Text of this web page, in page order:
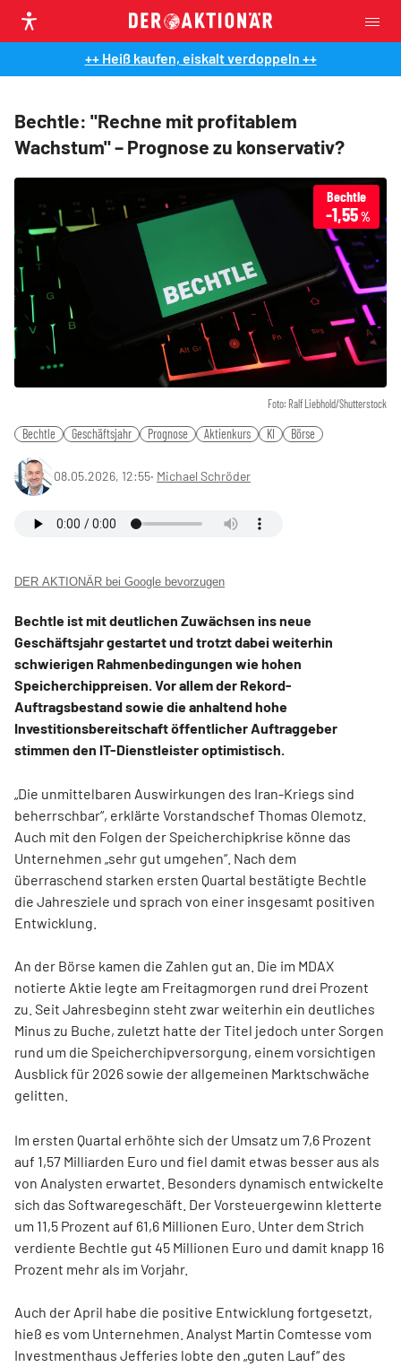
++ Heiß kaufen, eiskalt verdoppeln ++
Bechtle: "Rechne mit profitablem
Wachstum" – Prognose zu konservativ?
Foto: Ralf Liebhold/Shutterstock
Bechtle
-1,55%
Bechtle Geschäftsjahr Prognose Aktienkurs KI Börse
08.05.2026, 12:55‧ Michael Schröder
DER AKTIONÄR bei Google bevorzugen
Bechtle ist mit deutlichen Zuwächsen ins neue
Geschäftsjahr gestartet und trotzt dabei weiterhin
schwierigen Rahmenbedingungen wie hohen
Speicherchippreisen. Vor allem der Rekord-
Auftragsbestand sowie die anhaltend hohe
Investitionsbereitschaft öffentlicher Auftraggeber
stimmen den IT-Dienstleister optimistisch.
„Die unmittelbaren Auswirkungen des Iran-Kriegs sind
beherrschbar“, erklärte Vorstandschef Thomas Olemotz.
Auch mit den Folgen der Speicherchipkrise könne das
Unternehmen „sehr gut umgehen“. Nach dem
überraschend starken ersten Quartal bestätigte Bechtle
die Jahresziele und sprach von einer insgesamt positiven
Entwicklung.
An der Börse kamen die Zahlen gut an. Die im MDAX
notierte Aktie legte am Freitagmorgen rund drei Prozent
zu. Seit Jahresbeginn steht zwar weiterhin ein deutliches
Minus zu Buche, zuletzt hatte der Titel jedoch unter Sorgen
rund um die Speicherchipversorgung, einem vorsichtigen
Ausblick für 2026 sowie der allgemeinen Marktschwäche
gelitten.
Im ersten Quartal erhöhte sich der Umsatz um 7,6 Prozent
auf 1,57 Milliarden Euro und fiel damit etwas besser aus als
von Analysten erwartet. Besonders dynamisch entwickelte
sich das Softwaregeschäft. Der Vorsteuergewinn kletterte
um 11,5 Prozent auf 61,6 Millionen Euro. Unter dem Strich
verdiente Bechtle gut 45 Millionen Euro und damit knapp 16
Prozent mehr als im Vorjahr.
Auch der April habe die positive Entwicklung fortgesetzt,
hieß es vom Unternehmen. Analyst Martin Comtesse vom
Investmenthaus Jefferies lobte den „guten Lauf“ des